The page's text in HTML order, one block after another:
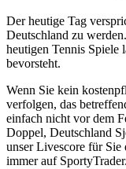
Der heutige Tag
Deutschland zu
heutigen Tennis Spiele
bevorsteht.
Wenn Sie kein
verfolgen, das
einfach nicht vor dem
Doppel, Deutschland
unser Livescore für Sie
immer auf SportyTrader.